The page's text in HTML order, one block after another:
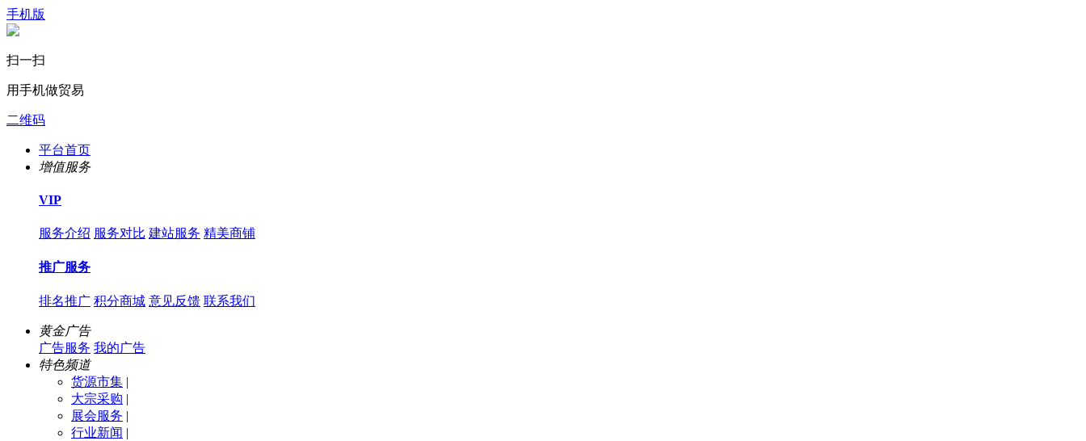
手机版
扫一扫
用手机做贸易
二维码
平台首页
增值服务
VIP
服务介绍 服务对比 建站服务 精美商铺
推广服务
排名推广 积分商城 意见反馈 联系我们
黄金广告
广告服务 我的广告
特色频道
货源市集 |
大宗采购 |
展会服务 |
行业新闻 |